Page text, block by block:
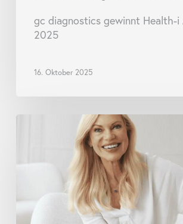
gc diagnostics gewinnt Health-i
2025
16. Oktober 2025
starten
Präventivapotheken